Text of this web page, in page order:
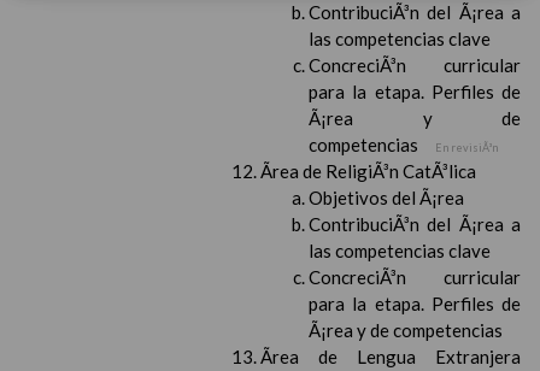
ContribuciÃ³n del Ã¡rea a
las competencias clave
ConcreciÃ³n curricular
para la etapa. Perfiles de
Ã¡rea y de
competencias
En revisiÃ³n
Ãrea de ReligiÃ³n CatÃ³lica
Objetivos del Ã¡rea
ContribuciÃ³n del Ã¡rea a
las competencias clave
ConcreciÃ³n curricular
para la etapa. Perfiles de
Ã¡rea y de competencias
Ãrea de Lengua Extranjera